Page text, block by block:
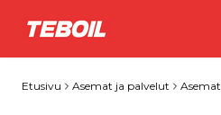
Siirry pääsisältöön
Etusivu Asemat ja palvelut Asemat